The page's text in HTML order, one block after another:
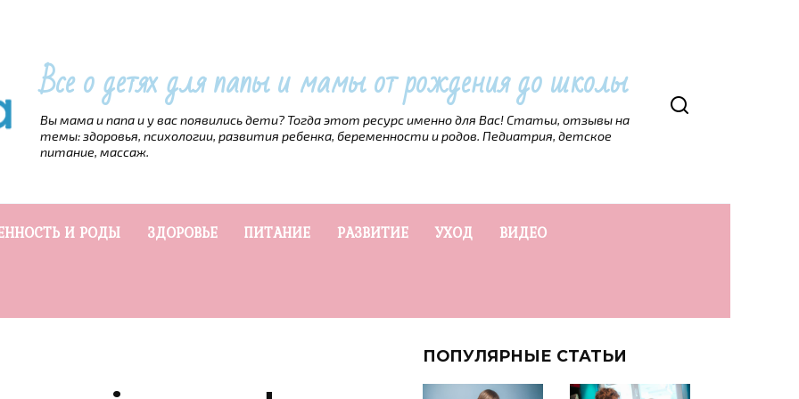
Все о детях для папы и мамы от рождения до школы
Вы мама и папа и у вас появились дети? Тогда этот ресурс именно для Вас! Статьи, отзывы на
темы: здоровья, психологии, развития ребенка, беременности и родов. Педиатрия, детское
питание, массаж.
И РОДЫ ЗДОРОВЬЕ ПИТАНИЕ РАЗВИТИЕ УХОД ВИДЕО
ПОПУЛЯРНЫЕ СТАТЬИ